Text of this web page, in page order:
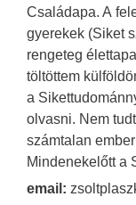
Családapa. A
gyerekek (Siket
rengeteg
töltöttem
a
olvasni. Nem
számtalan
Mindenekelőtt a
email: